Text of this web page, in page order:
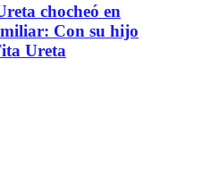
chocheó en
Con su hijo
Ureta